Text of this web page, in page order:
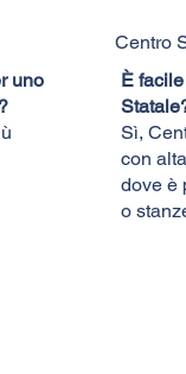
uno
Centro
È
Sì,
con
dove è
o